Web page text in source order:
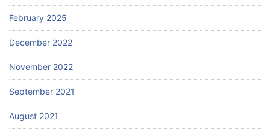
February 2025
December 2022
November 2022
September 2021
August 2021